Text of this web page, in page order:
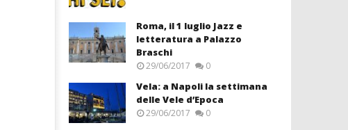
Roma, il 1 luglio Jazz e
letteratura a Palazzo
Braschi
29/06/2017 0
Vela: a Napoli la settimana
delle Vele d’Epoca
29/06/2017 0